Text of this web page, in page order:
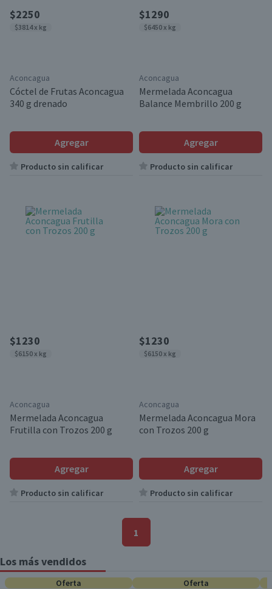
$2250
$3814 x kg
Aconcagua
Cóctel de Frutas Aconcagua
340 g drenado
Agregar
Producto sin calificar
$1290
$6450 x kg
Aconcagua
Mermelada Aconcagua
Balance Membrillo 200 g
Agregar
Producto sin calificar
$1230
$6150 x kg
Aconcagua
Mermelada Aconcagua
Frutilla con Trozos 200 g
Agregar
Producto sin calificar
$1230
$6150 x kg
Aconcagua
Mermelada Aconcagua Mora
con Trozos 200 g
Agregar
Producto sin calificar
1
Los más vendidos
Oferta Oferta